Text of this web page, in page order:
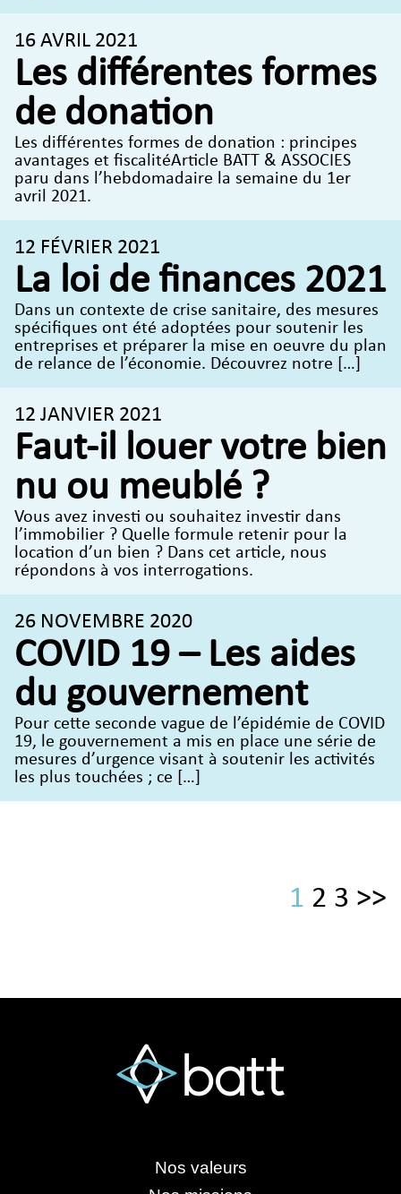
16 AVRIL 2021
Les différentes formes
de donation
Les différentes formes de donation : principes
avantages et fiscalitéArticle BATT & ASSOCIES
paru dans l’hebdomadaire la semaine du 1er
avril 2021.
12 FÉVRIER 2021
La loi de finances 2021
Dans un contexte de crise sanitaire, des mesures
spécifiques ont été adoptées pour soutenir les
entreprises et préparer la mise en oeuvre du plan
de relance de l’économie. Découvrez notre […]
12 JANVIER 2021
Faut-il louer votre bien
nu ou meublé ?
Vous avez investi ou souhaitez investir dans
l’immobilier ? Quelle formule retenir pour la
location d’un bien ? Dans cet article, nous
répondons à vos interrogations.
26 NOVEMBRE 2020
COVID 19 – Les aides
du gouvernement
Pour cette seconde vague de l’épidémie de COVID
19, le gouvernement a mis en place une série de
mesures d’urgence visant à soutenir les activités
les plus touchées ; ce […]
1 2 3 >>
Nos valeurs